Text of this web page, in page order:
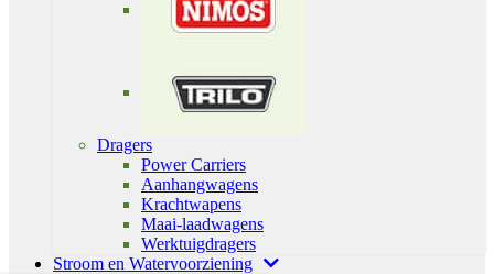
Dragers
Power Carriers
Aanhangwagens
Krachtwapens
Maai-laadwagens
Werktuigdragers
Stroom en Watervoorziening